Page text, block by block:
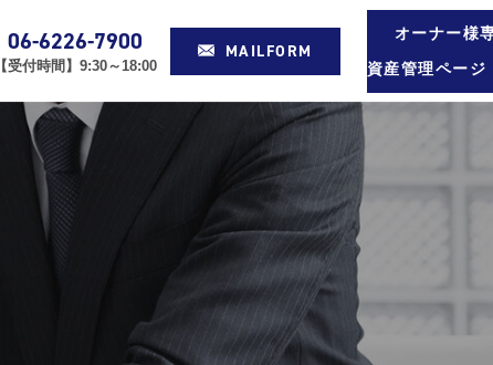
06-6226-7900
【受付時間】9:30～18:00
MAILFORM
オーナー様
資産管理ページ